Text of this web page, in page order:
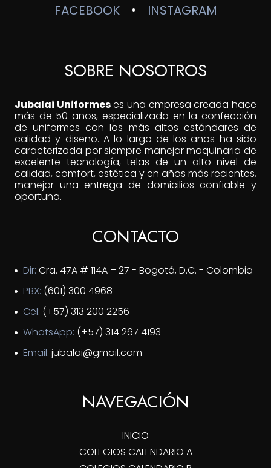
FACEBOOK • INSTAGRAM
SOBRE NOSOTROS
Jubalai Uniformeses una empresa creada hace
más de 50 años, especializada en la confección
de uniformes con los más altos estándares de
calidad y diseño. A lo largo de los años ha sido
caracterizada por siempre manejar maquinaria de
excelente tecnología, telas de un alto nivel de
calidad, comfort, estética y en años más recientes,
manejar una entrega de domicilios confiable y
oportuna.
CONTACTO
Dir: Cra. 47A # 114A – 27 - Bogotá, D.C. - Colombia
PBX: (601) 300 4968
Cel: (+57) 313 200 2256
WhatsApp: (+57) 314 267 4193
Email: jubalai@gmail.com
NAVEGACIÓN
INICIO
COLEGIOS CALENDARIO A